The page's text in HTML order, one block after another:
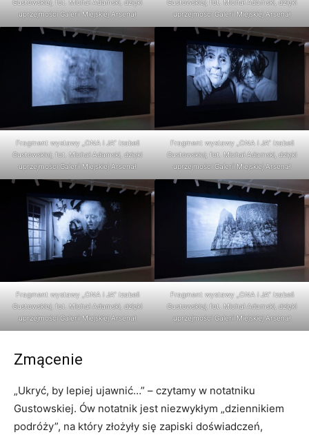
Gustowskiej; fot. Michał Adamski, dzięki
uprzejmości Galerii Miejskiej Arsenał
Gustowskiej; fot. Michał Adamski, dzięki
uprzejmości Galerii Miejskiej Arsenał
Fragment wystawy „ONA i JA” Izabeli
Gustowskiej; fot. Michał Adamski, dzięki
uprzejmości Galerii Miejskiej Arsenał
Fragment wystawy „ONA i JA” Izabeli
Gustowskiej; fot. Michał Adamski, dzięki
uprzejmości Galerii Miejskiej Arsenał
Fragment wystawy „ONA i JA” Izabeli
Gustowskiej; fot. Michał Adamski, dzięki
uprzejmości Galerii Miejskiej Arsenał
Fragment wystawy „ONA i JA” Izabeli
Gustowskiej; fot. Michał Adamski, dzięki
uprzejmości Galerii Miejskiej Arsenał
Zmącenie
„Ukryć, by lepiej ujawnić…” – czytamy w notatniku
Gustowskiej. Ów notatnik jest niezwykłym „dziennikiem
podróży”, na który złożyły się zapiski doświadczeń,